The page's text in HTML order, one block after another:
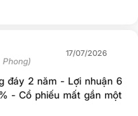
một dòng tiền lớn, kỷ
Họ có thể đang nhìn thấy
17/07/2026
đáy 2 năm - Lợi nhuận 6
- Cổ phiếu mất gần một